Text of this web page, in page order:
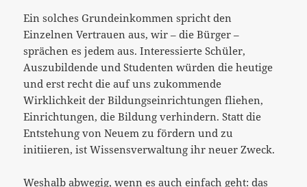
Ein solches Grundeinkommen spricht den
Einzelnen Vertrauen aus, wir – die Bürger –
sprächen es jedem aus. Interessierte Schüler,
Auszubildende und Studenten würden die heutige
und erst recht die auf uns zukommende
Wirklichkeit der Bildungseinrichtungen fliehen,
Einrichtungen, die Bildung verhindern. Statt die
Entstehung von Neuem zu fördern und zu
initiieren, ist Wissensverwaltung ihr neuer Zweck.
Weshalb abwegig, wenn es auch einfach geht: das